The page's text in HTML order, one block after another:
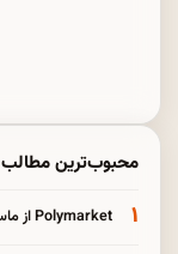
محبوب‌ترین مطالب
۱ Polymarket از ماساچوست به دلیل قوانین بازار پیش بینی شکایت کرد